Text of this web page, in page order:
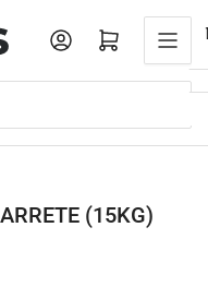
Iniciar sesiónAbrir cesta pequeña
(15KG)